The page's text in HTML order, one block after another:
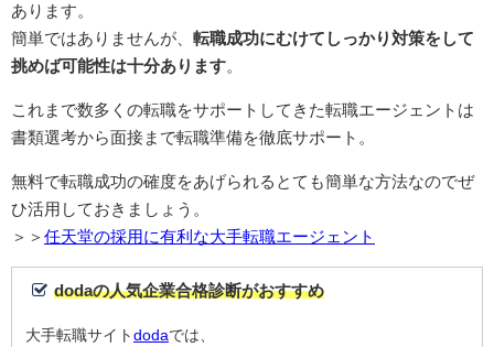
あります。
簡単ではありませんが、 転職成功にむけてしっかり対策をして
挑めば可能性は十分あります
これまで数多くの転職をサポートしてきた転職エージェントは
書類選考から面接まで転職準備を徹底サポート。
無料で転職成功の確度をあげられるとても簡単な方法なのでぜ
ひ活用しておきましょう。
＞＞ 任天堂の採用に有利な大手転職エージェント
dodaの人気企業合格診断がおすすめ
大手転職サイト dodaでは、